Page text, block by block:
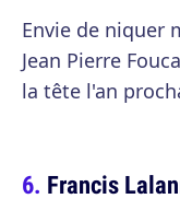
Envie de niquer
Jean Pierre
la tête l'an
Francis